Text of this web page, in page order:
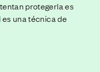
protegerla es
una técnica de